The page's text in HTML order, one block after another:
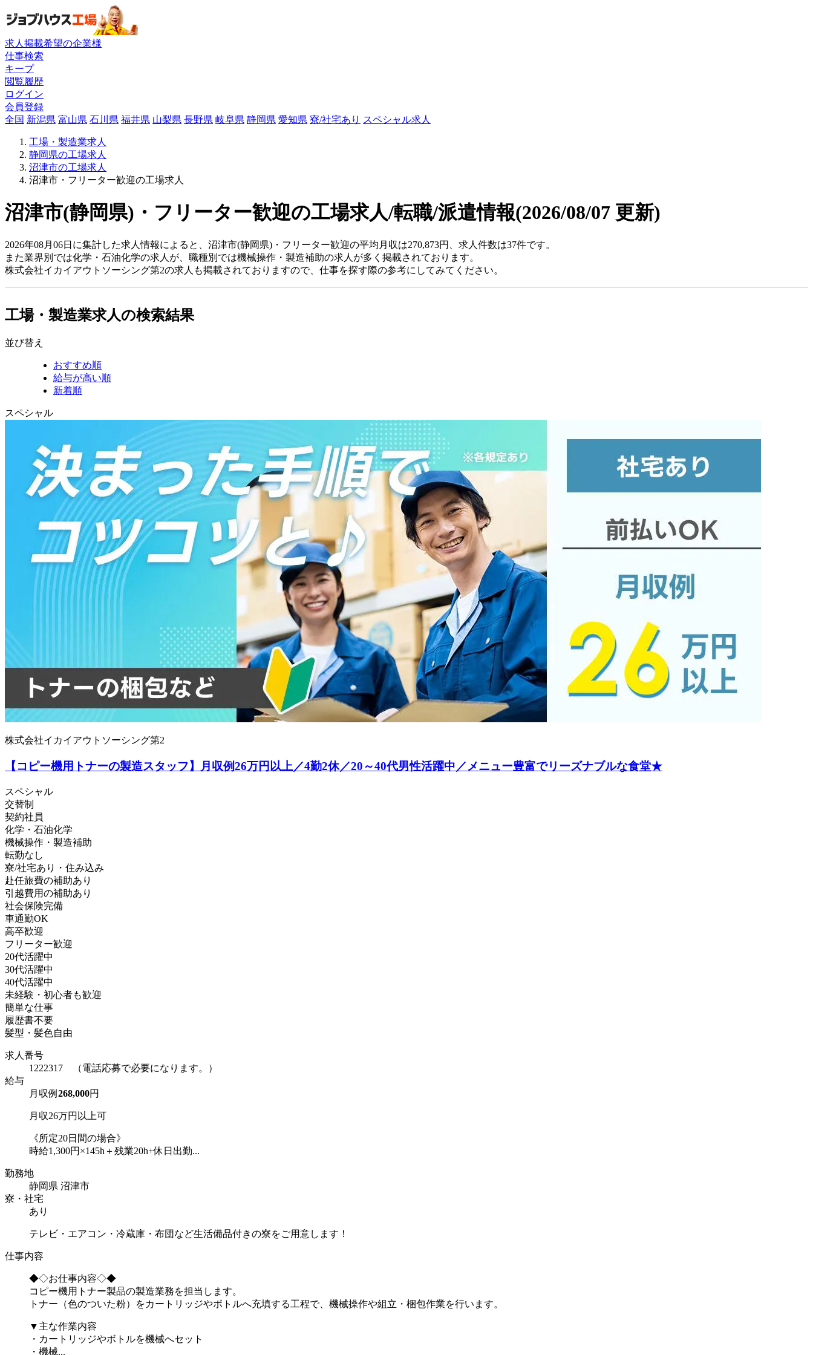
求人掲載希望の企業様
仕事検索
キープ
閲覧履歴
ログイン
会員登録
全国 新潟県 富山県 石川県 福井県 山梨県 長野県 岐阜県 静岡県 愛知県 寮/社宅あり スペシャル求人
工場・製造業求人
静岡県の工場求人
沼津市の工場求人
沼津市・フリーター歓迎の工場求人
沼津市(静岡県)・フリーター歓迎の工場求人/転職/派遣情報(2026/08/07 更新)
2026年08月06日に集計した求人情報によると、沼津市(静岡県)・フリーター歓迎の平均月収は270,873円、求人件数は37件です。
また業界別では化学・石油化学の求人が、職種別では機械操作・製造補助の求人が多く掲載されております。
株式会社イカイアウトソーシング第2の求人も掲載されておりますので、仕事を探す際の参考にしてみてください。
工場・製造業求人の検索結果
並び替え
おすすめ順
給与が高い順
新着順
スペシャル
株式会社イカイアウトソーシング第2
【コピー機用トナーの製造スタッフ】月収例26万円以上／4勤2休／20～40代男性活躍中／メニュー豊富でリーズナブルな食堂★
スペシャル
交替制
契約社員
化学・石油化学
機械操作・製造補助
転勤なし
寮/社宅あり・住み込み
赴任旅費の補助あり
引越費用の補助あり
社会保険完備
車通勤OK
高卒歓迎
フリーター歓迎
20代活躍中
30代活躍中
40代活躍中
未経験・初心者も歓迎
簡単な仕事
履歴書不要
髪型・髪色自由
求人番号
1222317 （電話応募で必要になります。）
給与
月収例 268,000円
月収26万円以上可
《所定20日間の場合》
時給1,300円×145h＋残業20h+休日出勤...
勤務地
静岡県 沼津市
寮・社宅
あり
テレビ・エアコン・冷蔵庫・布団など生活備品付きの寮をご用意します！
仕事内容
◆◇お仕事内容◇◆
コピー機用トナー製品の製造業務を担当します。
トナー（色のついた粉）をカートリッジやボトルへ充填する工程で、機械操作や組立・梱包作業を行います。
▼主な作業内容
・カートリッジやボトルを機械へセット
・機械...